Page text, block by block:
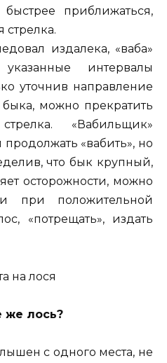
приближаться,
стрелка.
издалека, «ваба»
интервалы
уточнив направление
можно прекратить
«Вабильщик»
«вабить», но
что бык крупный,
осторожности, можно
при положительной
«потрещать», издать
же лось?
с одного места, не